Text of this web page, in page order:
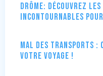
Drôme: Découvrez
incontournables
Mal des transports :
votre voyage !